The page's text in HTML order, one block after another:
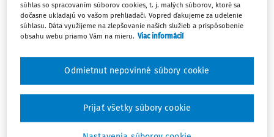
Mgr. Eva Siminská
Vydané:19. 10. 2023 / 17 minút čítania
Povoľovanie stavieb pri alebo na
spoločnej vlastníckej hranici pozemkov
Niektorí stavebníci žiadajú od stavebných úradov – obcí
a miest (ďalej len „stavebný úrad“) povoliť umiestnenie
súhlas so spracovaním súborov cookies, t. j. malých súborov, ktoré sa
dočasne ukladajú vo vašom prehliadači. Vopred ďakujeme za udelenie
súhlasu. Dáta využijeme na zlepšovanie našich služieb a prispôsobenie
obsahu webu priamo Vám na mieru. Viac informácií
Odmietnut nepovinné súbory cookie
Prijať všetky súbory cookie